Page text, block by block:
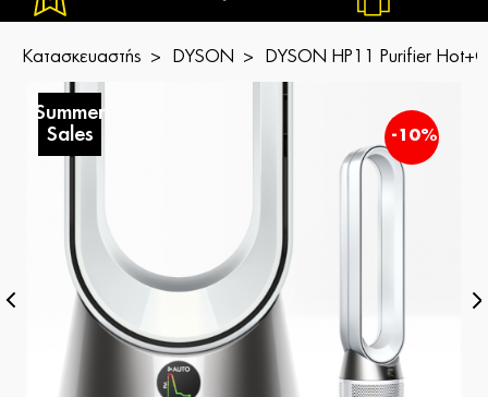
Κατασκευαστής DYSON DYSON HP11 Purifier
Summer
Sales
-10%